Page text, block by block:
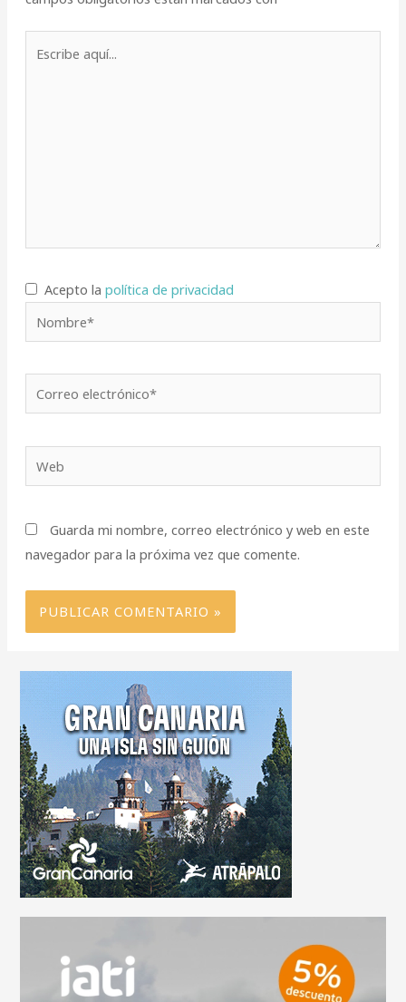
Acepto la política de privacidad
electrónico*
Guarda mi nombre, correo electrónico y web en este
navegador para la próxima vez que comente.